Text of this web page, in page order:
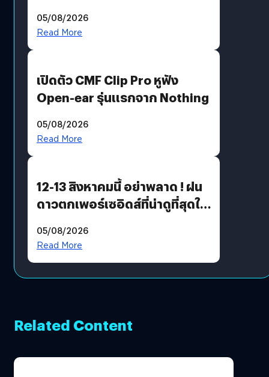
Moon x LINE FRIENDS
05/08/2026
Read More
เปิดตัว CMF Clip Pro หูฟัง
Open-ear รุ่นแรกจาก Nothing
05/08/2026
Read More
12-13 สิงหาคมนี้ อย่าพลาด ! ฝน
ดาวตกเพอร์เซอิดส์ที่น่าดูที่สุดใน
05/08/2026
Read More
Related Content